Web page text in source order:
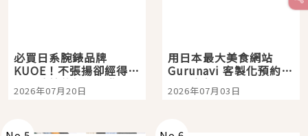
必買日系腕錶品牌
KUOE！不張揚卻經得起
時間洗鍊的經典之作五
選
2026年07月20日
用日本最大美食網站
Gurunavi 客製化預約九
大都市餐廳，打造專屬
美食體驗！
2026年07月03日